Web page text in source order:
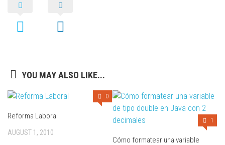
YOU MAY ALSO LIKE...
0
Reforma Laboral
AUGUST 1, 2010
1
Cómo formatear una variable